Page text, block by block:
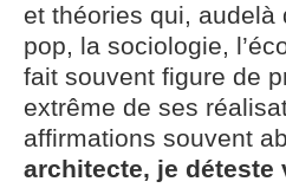
et théories qui, audelà
pop, la sociologie,
fait souvent figure de
extrême de ses
affirmations souvent
architecte, je déteste